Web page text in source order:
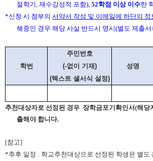
절학기, 재수강성적 포함),52학점 이상 이수한
*신청 시 첨부의 서약서 작성 및 이메일에 하단의 정
혜중인 경우 해당 사실 반드시 명시(별도 제출서
학번
주민번호
(-없이 기재)
(텍스트 셀서식 설정)
성명
추천대상자로 선정된 경우 장학금포기확인서 (해당
출해야 합니다.
[참고]
*추후 일정 : 학교추천대상으로 선정된 학생은 별도